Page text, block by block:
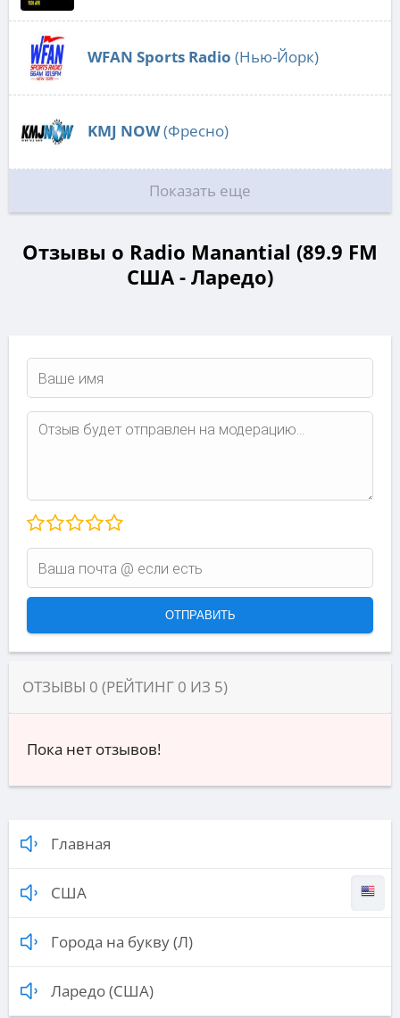
WFAN Sports Radio (Нью-Йорк)
KMJ NOW(Фресно)
Показать еще
Отзывы о Radio Manantial (89.9 FM
США - Ларедо)
ОТЗЫВЫ 0 (РЕЙТИНГ 0 ИЗ 5)
Пока нет отзывов!
Главная
США
Города на букву (Л)
Ларедо (США)